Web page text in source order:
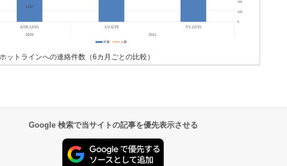
ットラインへの連絡件数（6カ月ごとの比較）
Google 検索で当サイトの記事を優先表示させる